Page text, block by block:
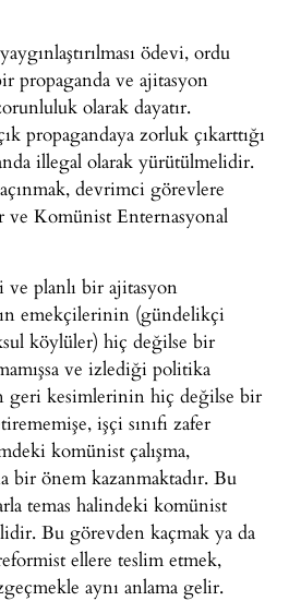
ödevi, ordu
propaganda ve ajitasyon
olarak dayatır.
propagandaya zorluk çıkarttığı
illegal olarak yürütülmelidir.
devrimci görevlere
ve Komünist Enternasyonal
ve planlı bir ajitasyon
emekçilerinin (gündelikçi
köylüler) hiç değilse bir
ve izlediği politika
geri kesimlerinin hiç değilse bir
işçi sınıfı zafer
komünist çalışma,
bir önem kazanmaktadır. Bu
temas halindeki komünist
Bu görevden kaçmak ya da
ellere teslim etmek,
aynı anlama gelir.